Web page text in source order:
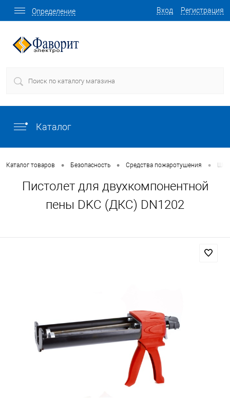
Вход Регистрация
Определение
Каталог
Каталог товаров • Безопасность • Средства пожаротушения •
Пистолет для двухкомпонентной
пены DKC (ДКС) DN1202